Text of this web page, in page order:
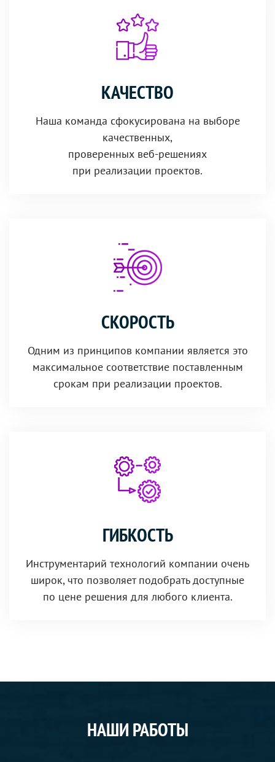
КАЧЕСТВО
Наша команда сфокусирована на выборе
качественных,
проверенных веб-решениях
при реализации проектов.
СКОРОСТЬ
Одним из принципов компании является это
максимальное соответствие поставленным
срокам при реализации проектов.
ГИБКОСТЬ
Инструментарий технологий компании очень
широк, что позволяет подобрать доступные
по цене решения для любого клиента.
НАШИ РАБОТЫ